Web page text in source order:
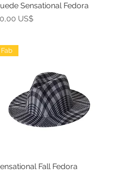
Vista rápida
Sensational Fedora
US$
Vista rápida
Fab
Fall Fedora